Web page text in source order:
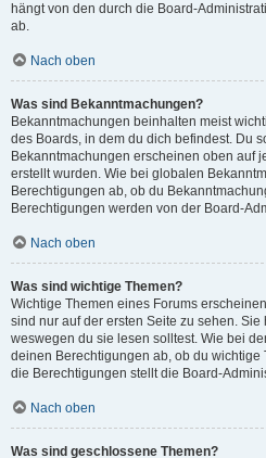
hängt von den durch die Board-
ab.
Nach oben
Was sind Bekanntmachungen?
Bekanntmachungen beinhalten meist
des Boards, in dem du dich befindest. Du
Bekanntmachungen erscheinen oben auf
erstellt wurden. Wie bei globalen
Berechtigungen ab, ob du
Berechtigungen werden von der Board-
Nach oben
Was sind wichtige Themen?
Wichtige Themen eines Forums
sind nur auf der ersten Seite zu sehen.
weswegen du sie lesen solltest. Wie bei
deinen Berechtigungen ab, ob du
die Berechtigungen stellt die Board-
Nach oben
Was sind geschlossene Themen?